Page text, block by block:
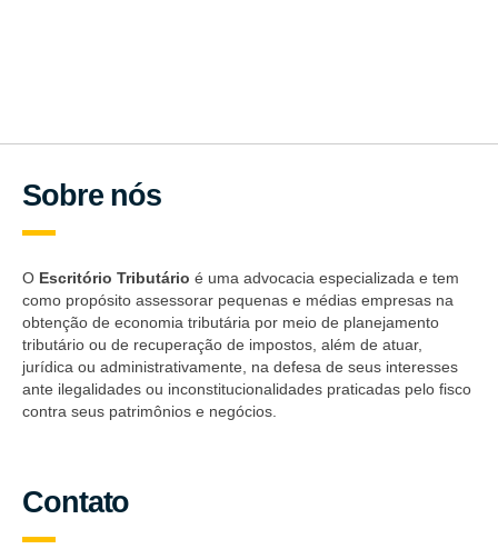
Sobre nós
O Escritório Tributário é uma advocacia especializada e tem
como propósito assessorar pequenas e médias empresas na
obtenção de economia tributária por meio de planejamento
tributário ou de recuperação de impostos, além de atuar,
jurídica ou administrativamente, na defesa de seus interesses
ante ilegalidades ou inconstitucionalidades praticadas pelo fisco
contra seus patrimônios e negócios.
Contato